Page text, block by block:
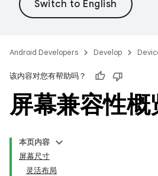
Android Developers Develop
该内容对您有帮助吗？
屏幕兼容性概
本页内容
屏幕尺寸
灵活布局